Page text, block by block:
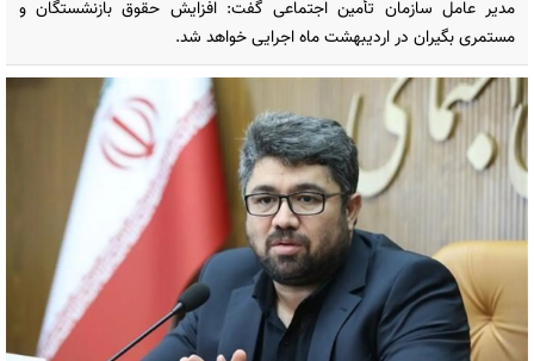
مدیر عامل سازمان تأمین اجتماعی گفت: افزایش حقوق بازنشستگان و
مستمری بگیران در اردیبهشت ماه اجرایی خواهد شد.